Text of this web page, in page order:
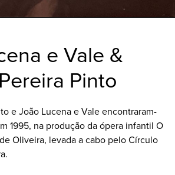
e Vale &
Pinto
e João Lucena e Vale encontraram-
1995, na produção da ópera infantil O
Oliveira, levada a cabo pelo Círculo